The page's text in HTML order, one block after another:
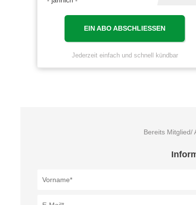
EIN ABO ABSCHLIESSEN
Jederzeit einfach und schnell kündbar
Bereits Mitglied/